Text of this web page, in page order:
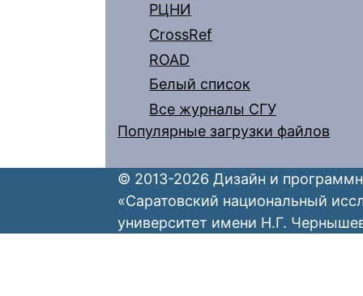
РЦНИ
CrossRef
ROAD
Белый список
Все журналы СГУ
Популярные загрузки файлов
© 2013-2026 Дизайн и
«Саратовский национальный
университет имени Н.Г.